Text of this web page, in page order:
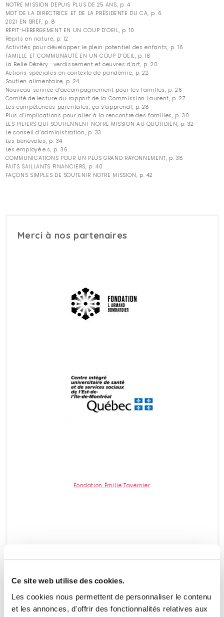
Ce site web utilise des cookies.
Les cookies nous permettent de personnaliser le contenu
et les annonces, d'offrir des fonctionnalités relatives aux
NOTRE MISSION DEPUIS PLUS DE 25 ANS, p. 4
MOT DE LA DIRECTRICE ET DE LA PRÉSIDENTE DU CA, p. 6
2021 EN BREF, p. 8
RÉPIT-HÉBERGEMENT EN UN COUP D’OEIL, p. 10
Répits en nature, p. 12
Activités pour développer le plein potentiel des enfants, p. 16
FAMILLE ET COMMUNAUTÉ EN UN COUP D’OEIL, p. 18
La Belle Dézéry : verdissement et oeuvres d’art, p. 20
Actions spéciales en contexte de pandémie, p. 22
Soutien alimentaire, p. 24
Nouveau service d’accompagnement pour les familles, p. 26
Comité de lecture du rapport de la Commission Laurent, p. 27
Les compétences parentales, ça s’apprend!, p. 28
Plus d’implications pour aller à la rencontre des familles, p. 30
LES PILIERS QUI SOUTIENNENT NOTRE MISSION AU QUOTIDIEN, p. 32
Le conseil d’administration, p. 33
Les bénévoles, p. 34
Les employé.e.s, p. 36
COMMUNICATIONS POUR UN PLUS GRAND RAYONNEMENT, p. 38
FAITS SAILLANTS FINANCIERS, p. 40
FAÇONS SIMPLES DE SOUTENIR NOTRE MISSION, p. 42
Merci à nos partenaires
Fondation Émilie Tavernier